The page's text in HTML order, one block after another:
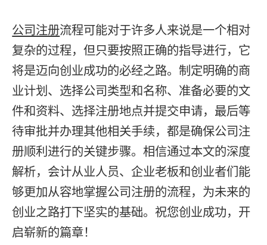
公司注册流程可能对于许多人来说是一个相对
复杂的过程，但只要按照正确的指导进行，它
将是迈向创业成功的必经之路。制定明确的商
业计划、选择公司类型和名称、准备必要的文
件和资料、选择注册地点并提交申请，最后等
待审批并办理其他相关手续，都是确保公司注
册顺利进行的关键步骤。相信通过本文的深度
解析，会计从业人员、企业老板和创业者们能
够更加从容地掌握公司注册的流程，为未来的
创业之路打下坚实的基础。祝您创业成功，开
启崭新的篇章！